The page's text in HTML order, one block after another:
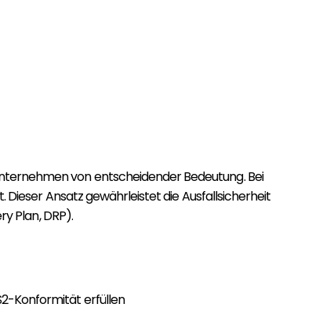
von entscheidender Bedeutung. Bei
Ansatz gewährleistet die Ausfallsicherheit
Plan, DRP).
Konformität erfüllen